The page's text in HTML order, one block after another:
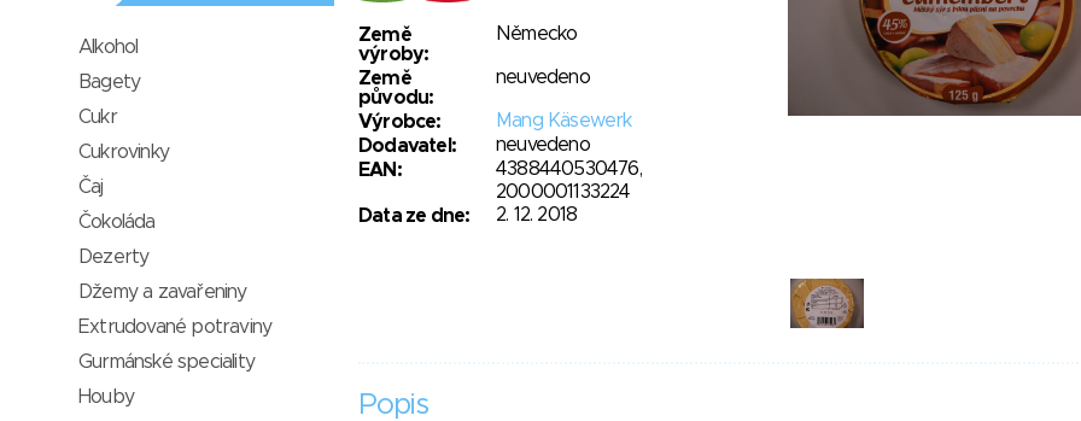
Země
výroby:
Německo
Země
původu:
neuvedeno
Výrobce:
Mang Käsewerk
Dodavatel:
neuvedeno
EAN:
4388440530476,
2000001133224
Data ze dne:
2. 12. 2018
Popis
Alkohol
Bagety
Cukr
Cukrovinky
Čaj
Čokoláda
Dezerty
Džemy a zavařeniny
Extrudované potraviny
Gurmánské speciality
Houby